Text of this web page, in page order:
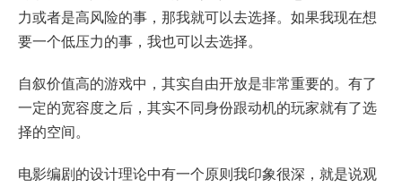
力或者是高风险的事，那我就可以去选择。如果我现在想
要一个低压力的事，我也可以去选择。
自叙价值高的游戏中，其实自由开放是非常重要的。有了
一定的宽容度之后，其实不同身份跟动机的玩家就有了选
择的空间。
电影编剧的设计理论中有一个原则我印象很深，就是说观